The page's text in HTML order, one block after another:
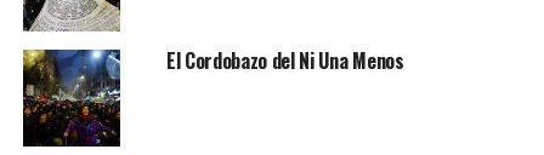
El Cordobazo del Ni Una Menos